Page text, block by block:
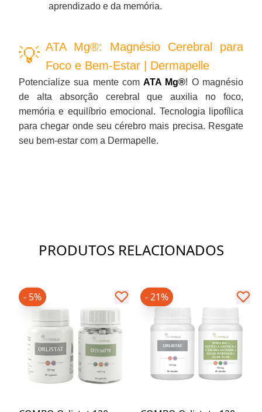
aprendizado e da memória.
ATA Mg®: Magnésio Cerebral para
Foco e Bem-Estar | Dermapelle
Potencialize sua mente comATA Mg®! O magnésio
de alta absorção cerebral que auxilia no foco,
memória e equilíbrio emocional. Tecnologia lipofílica
para chegar onde seu cérebro mais precisa. Resgate
seu bem-estar com a Dermapelle.
PRODUTOS RELACIONADOS
- 5% - 21%